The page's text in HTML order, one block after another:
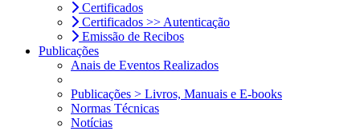
Certificados
Certificados >> Autenticação
Emissão de Recibos
Publicações
Anais de Eventos Realizados
Publicações > Livros, Manuais e E-books
Normas Técnicas
Notícias